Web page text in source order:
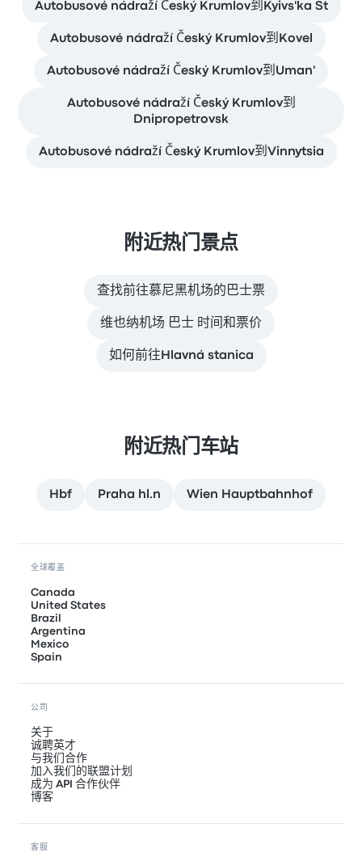
Autobusové nádraží Český Krumlov到Kyivs'ka St
Autobusové nádraží Český Krumlov到Kovel
Autobusové nádraží Český Krumlov到Uman'
Autobusové nádraží Český Krumlov到
Dnipropetrovsk
Autobusové nádraží Český Krumlov到Vinnytsia
附近热门景点
查找前往慕尼黑机场的巴士票
维也纳机场 巴士 时间和票价
如何前往Hlavná stanica
附近热门车站
Hbf Praha hl.n Wien Hauptbahnhof
全球覆盖
Canada
United States
Brazil
Argentina
Mexico
Spain
公司
关于
诚聘英才
与我们合作
加入我们的联盟计划
成为 API 合作伙伴
博客
客服